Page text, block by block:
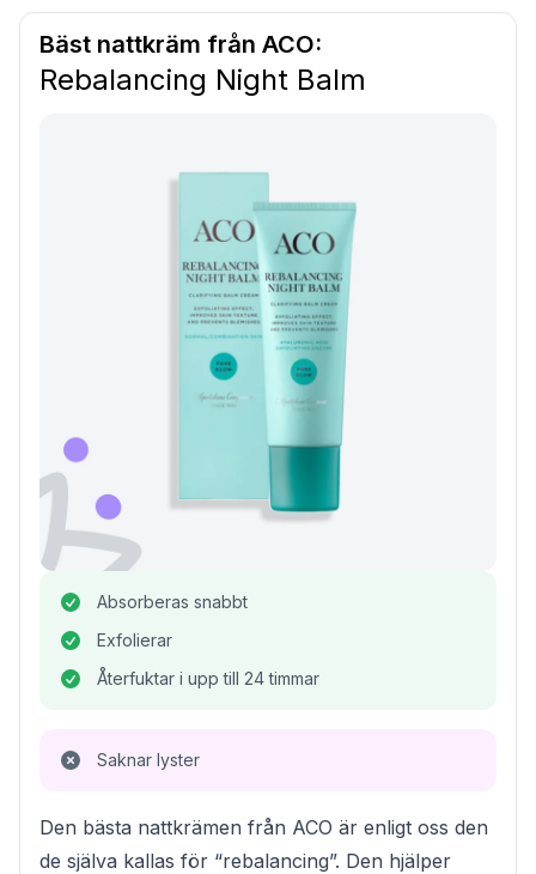
Bäst nattkräm från ACO:
Rebalancing Night Balm
Absorberas snabbt
Exfolierar
Återfuktar i upp till 24 timmar
Saknar lyster
Den bästa nattkrämen från ACO är enligt oss den
de själva kallas för “rebalancing”. Den hjälper